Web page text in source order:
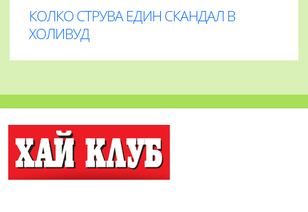
КОЛКО СТРУВА ЕДИН СКАНДАЛ В
ХОЛИВУД